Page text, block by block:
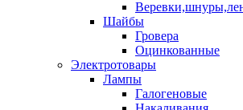
Шайбы
Гровера
Оцинкованные
Электротовары
Лампы
Галогеновые